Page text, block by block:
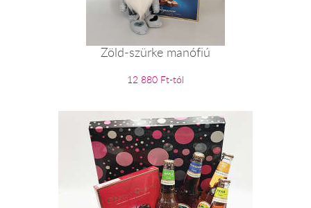
Zöld-szürke manófiú
12 880 Ft-tól